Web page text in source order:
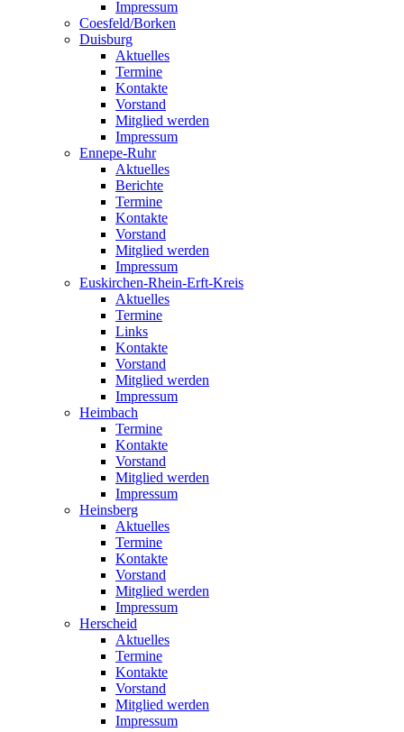
Impressum
Coesfeld/Borken
Duisburg
Aktuelles
Termine
Kontakte
Vorstand
Mitglied werden
Impressum
Ennepe-Ruhr
Aktuelles
Berichte
Termine
Kontakte
Vorstand
Mitglied werden
Impressum
Euskirchen-Rhein-Erft-Kreis
Aktuelles
Termine
Links
Kontakte
Vorstand
Mitglied werden
Impressum
Heimbach
Termine
Kontakte
Vorstand
Mitglied werden
Impressum
Heinsberg
Aktuelles
Termine
Kontakte
Vorstand
Mitglied werden
Impressum
Herscheid
Aktuelles
Termine
Kontakte
Vorstand
Mitglied werden
Impressum